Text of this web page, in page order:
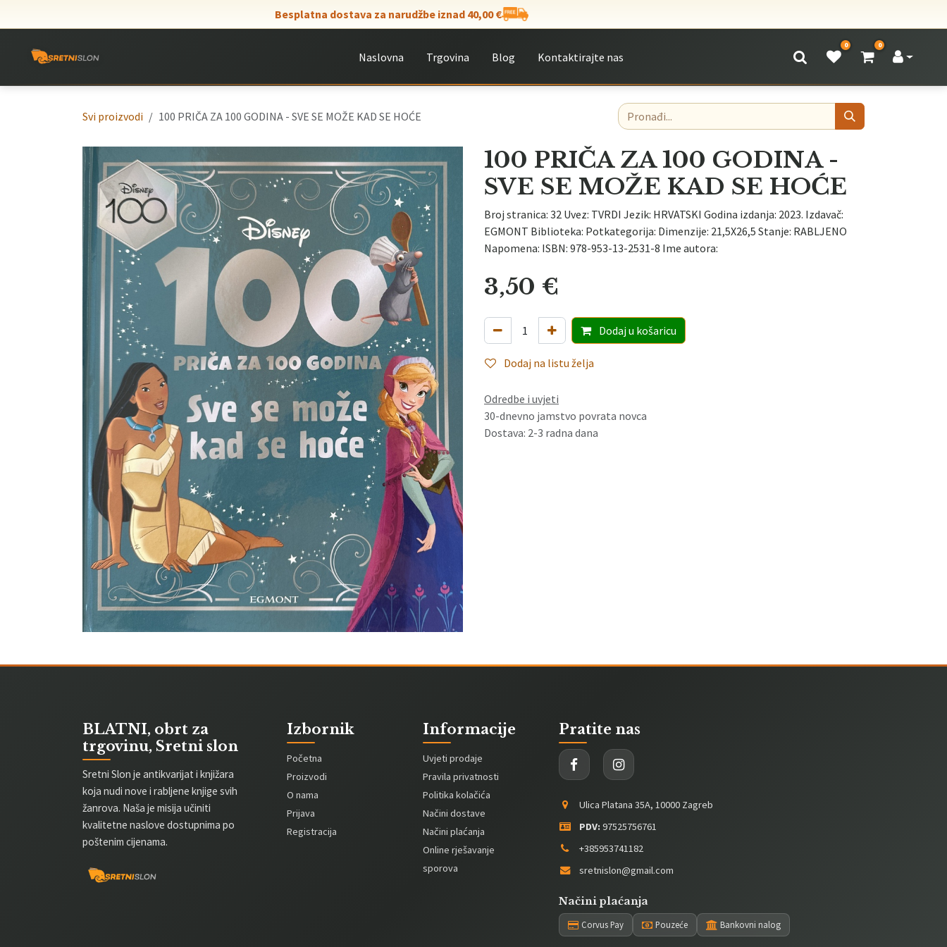
Besplatna dostava za narudžbe iznad 40,00 €
Naslovna Trgovina Blog Kontaktirajte nas
0 0
Svi proizvodi 100 PRIČA ZA 100 GODINA - SVE SE MOŽE KAD SE HOĆE
100 PRIČA ZA 100 GODINA -
SVE SE MOŽE KAD SE HOĆE
Broj stranica: 32 Uvez: TVRDI Jezik: HRVATSKI Godina izdanja: 2023. Izdavač:
EGMONT Biblioteka: Potkategorija: Dimenzije: 21,5X26,5 Stanje: RABLJENO
Napomena: ISBN: 978-953-13-2531-8 Ime autora:
3,50 €
Dodaju košaricu
Dodaj na listu želja
Odredbe i uvjeti
30-dnevno jamstvo povrata novca
Dostava: 2-3 radna dana
BLATNI, obrt za
trgovinu, Sretni slon
Sretni Slon je antikvarijat i knjižara
koja nudi nove i rabljene knjige svih
žanrova. Naša je misija učiniti
kvalitetne naslove dostupnima po
poštenim cijenama.
Izbornik
Početna
Proizvodi
O nama
Prijava
Registracija
Informacije
Uvjeti prodaje
Pravila privatnosti
Politika kolačića
Načini dostave
Načini plaćanja
Online rješavanje
sporova
Pratite nas
Ulica Platana 35A, 10000 Zagreb
PDV: 97525756761
+385953741182
sretnislon@gmail.com
Načini plaćanja
Corvus Pay Pouzeće Bankovni nalog